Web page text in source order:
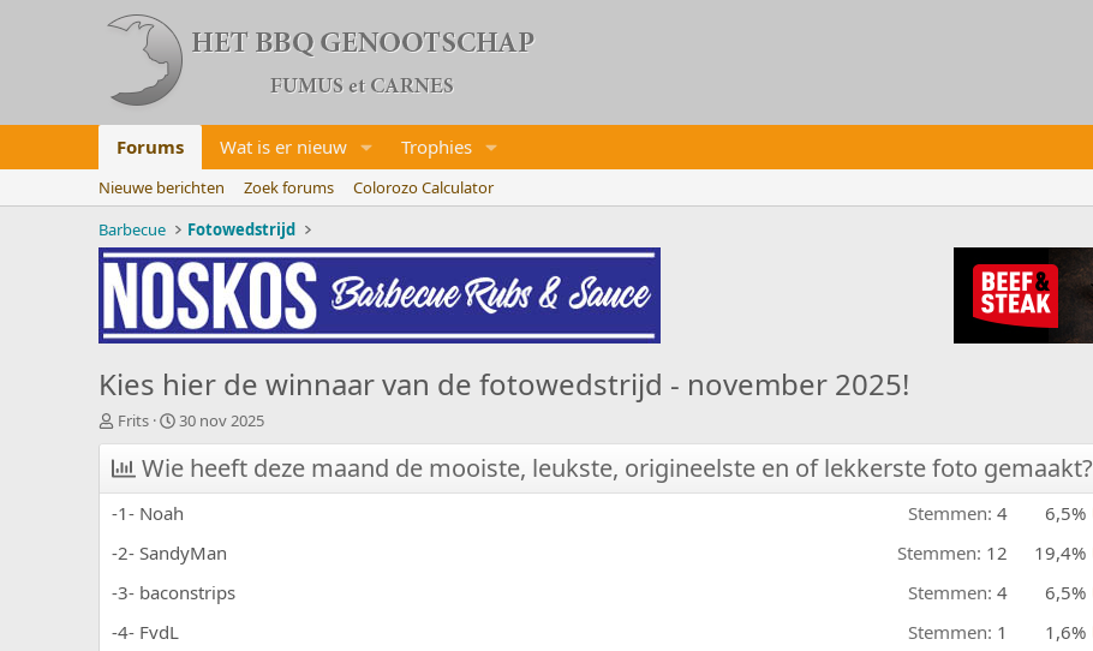
Forums Wat is er nieuw Trophies
Nieuwe berichten Zoek forums
Colorozo Calculator
Barbecue
Fotowedstrijd
Kies hier de winnaar van de fotowedstrijd - november 2025!
O
n
d
e
r
w
e
p
t
Frits
S
t
a
r
t
d
a
t
u
30 nov 2025
Wie heeft deze maand de mooiste, leukste, origineelste en of lekkerste foto gemaakt?
-1- Noah Stemmen: 4
6,5%
-2- SandyMan
Stemmen: 12
19,4%
-3- baconstrips
Stemmen: 4
6,5%
-4- FvdL
Stemmen: 1
1,6%